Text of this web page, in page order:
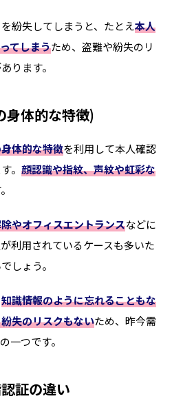
紛失してしまうと、たとえ本人
てしまうため、盗難や紛失のリ
ります。
身体的な特徴)
体的な特徴を利用して本人確認
。 顔認識や指紋、声紋や虹彩な
やオフィスエントランスなどに
利用されているケースも多いた
しょう。
知識情報のように忘れることもな
失のリスクもないため、昨今需
一つです。
証の違い